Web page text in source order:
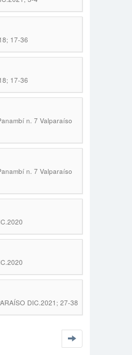
17-36
17-36
n. 7 Valparaíso
n. 7 Valparaíso
DIC.2021; 27-38